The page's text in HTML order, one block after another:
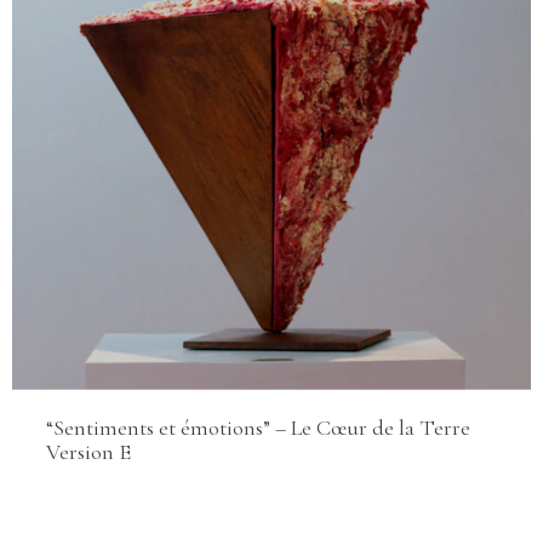
“Sentiments et émotions” – Le Cœur de la Terre
Version E